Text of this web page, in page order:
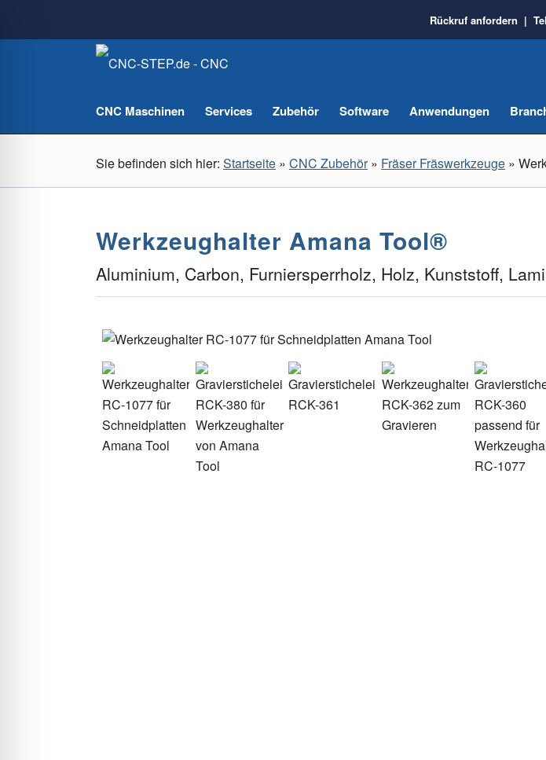
Rückruf anfordern |
CNC Maschinen Services Zubehör Software Anwendungen
Sie befinden sich hier: Startseite » CNC Zubehör» Fräser Fräswerkzeuge »
Werkzeughalter Amana Tool®
Aluminium, Carbon, Furniersperrholz, Holz, Kunststoff,